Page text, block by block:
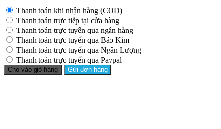
Thanh toán khi nhận hàng (COD)
Thanh toán trực tiếp tại cửa hàng
Thanh toán trực tuyến qua ngân hàng
Thanh toán trực tuyến qua Bảo Kim
Thanh toán trực tuyến qua Ngân Lượng
Thanh toán trực tuyến qua Paypal
Cho vào giỏ hàng Gửi đơn hàng